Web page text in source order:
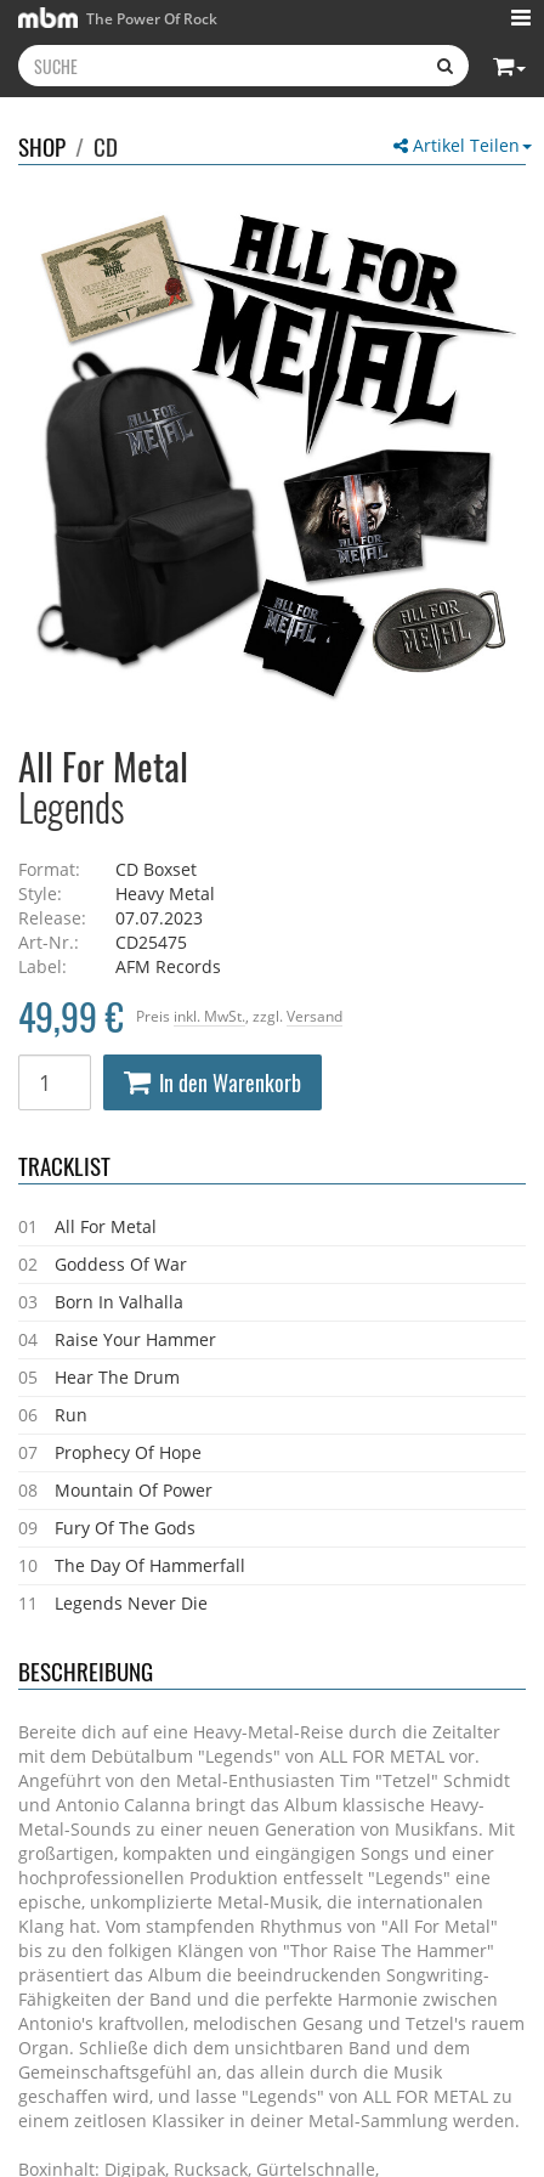
The Power Of Rock
Artikel Teilen
SHOP / CD
All For Metal
Legends
Format:
CD Boxset
Style:
Heavy Metal
Release:
07.07.2023
Art-Nr.:
CD25475
Label:
AFM Records
Preis inkl. MwSt. , zzgl. Versand
49,99 €
In den Warenkorb
TRACKLIST
01
All For Metal
02
Goddess Of War
03
Born In Valhalla
04
Raise Your Hammer
05
Hear The Drum
06
Run
07
Prophecy Of Hope
08
Mountain Of Power
09
Fury Of The Gods
10
The Day Of Hammerfall
11
Legends Never Die
BESCHREIBUNG
Bereite dich auf eine Heavy-Metal-Reise durch die Zeitalter
mit dem Debütalbum "Legends" von ALL FOR METAL vor.
Angeführt von den Metal-Enthusiasten Tim "Tetzel" Schmidt
und Antonio Calanna bringt das Album klassische Heavy-
Metal-Sounds zu einer neuen Generation von Musikfans. Mit
großartigen, kompakten und eingängigen Songs und einer
hochprofessionellen Produktion entfesselt "Legends" eine
epische, unkomplizierte Metal-Musik, die internationalen
Klang hat. Vom stampfenden Rhythmus von "All For Metal"
bis zu den folkigen Klängen von "Thor Raise The Hammer"
präsentiert das Album die beeindruckenden Songwriting-
Fähigkeiten der Band und die perfekte Harmonie zwischen
Antonio's kraftvollen, melodischen Gesang und Tetzel's rauem
Organ. Schließe dich dem unsichtbaren Band und dem
Gemeinschaftsgefühl an, das allein durch die Musik
geschaffen wird, und lasse "Legends" von ALL FOR METAL zu
einem zeitlosen Klassiker in deiner Metal-Sammlung werden.
Boxinhalt: Digipak, Rucksack, Gürtelschnalle,